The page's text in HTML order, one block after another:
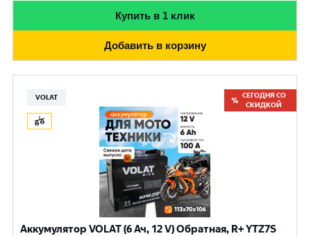
Купить в 1 клик
Добавить в корзину
VOLAT
СЕГОДНЯ СО
СКИДКОЙ
Аккумулятор VOLAT (6 Ач, 12 V) Обратная, R+ YTZ7S